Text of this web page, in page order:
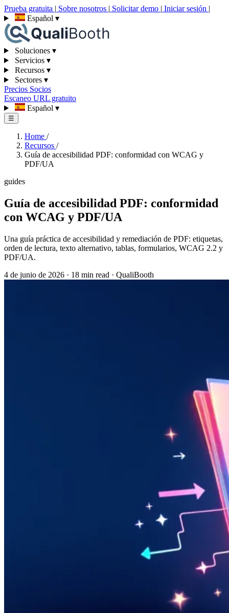
Prueba gratuita | Sobre nosotros | Solicitar demo | Iniciar sesión |
Español ▾
Soluciones ▾
Servicios ▾
Recursos ▾
Sectores ▾
Precios Socios
Escaneo URL gratuito
Español ▾
☰
Home /
Recursos /
Guía de accesibilidad PDF: conformidad con WCAG y
PDF/UA
guides
Guía de accesibilidad PDF: conformidad
con WCAG y PDF/UA
Una guía práctica de accesibilidad y remediación de PDF: etiquetas,
orden de lectura, texto alternativo, tablas, formularios, WCAG 2.2 y
PDF/UA.
4 de junio de 2026 · 18 min read · QualiBooth